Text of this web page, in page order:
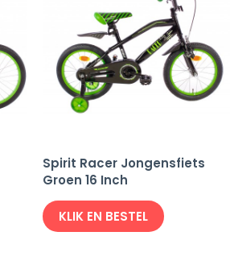
Spirit Racer Jongensfiets
Groen 16 Inch
KLIK EN BESTEL